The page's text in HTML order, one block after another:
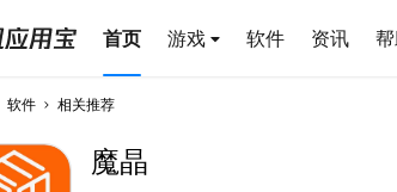
首页 游戏 软件 资讯
软件 相关推荐
魔晶